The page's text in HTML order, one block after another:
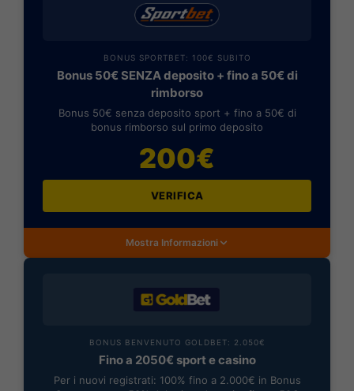
BONUS SPORTBET: 100€ SUBITO
Bonus 50€ SENZA deposito + fino a 50€ di
rimborso
Bonus 50€ senza deposito sport + fino a 50€ di
bonus rimborso sul primo deposito
200€
VERIFICA
Mostra Informazioni
BONUS BENVENUTO GOLDBET: 2.050€
Fino a 2050€ sport e casino
Per i nuovi registrati: 100% fino a 2.000€ in Bonus